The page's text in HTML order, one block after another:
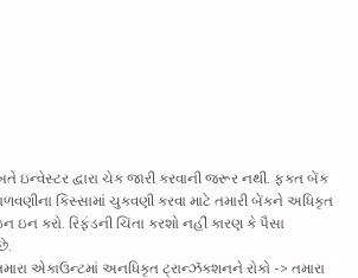
ઇન્વેસ્ટર દ્વારા ચેક જારી કરવાની જરૂર નથી. ફક્ત બેંક
કિસ્સામાં ચુકવણી કરવા માટે તમારી બેંકને અધિકૃત
ઇન કરો. રિફંડની ચિંતા કરશો નહીં કારણ કે પૈસા
એકાઉન્ટમાં અનધિકૃત ટ્રાન્ઝૅક્શનને રોકો -> તમારા